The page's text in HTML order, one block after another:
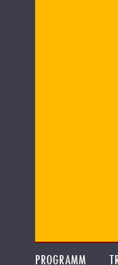
PROGRAMM